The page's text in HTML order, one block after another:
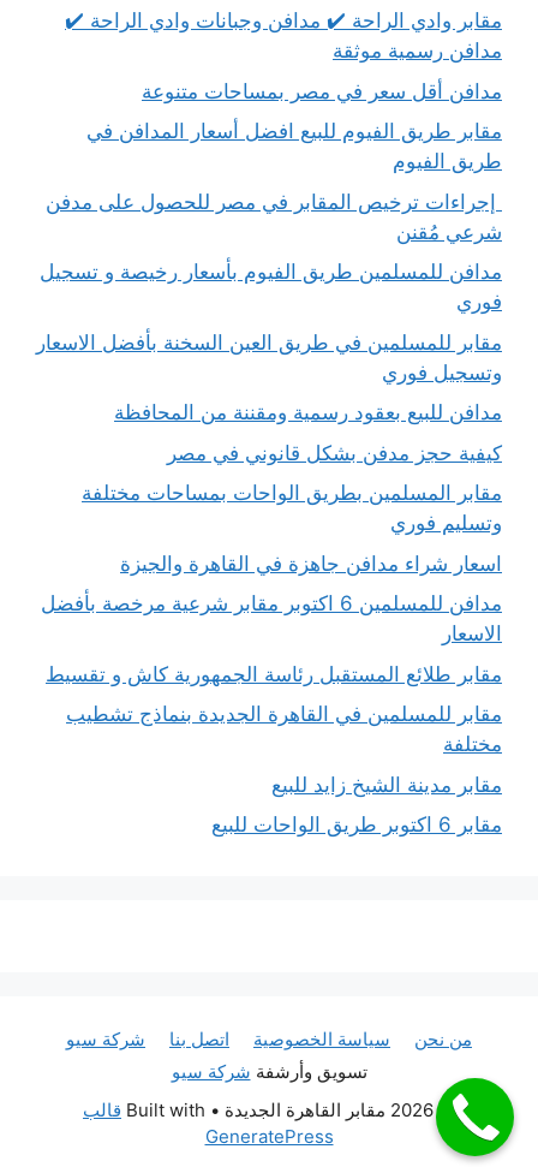
مقابر وادي الراحة ✔️ مدافن وجبانات وادي الراحة ✔️
مدافن رسمية موثقة
مدافن أقل سعر في مصر بمساحات متنوعة
مقابر طريق الفيوم للبيع افضل أسعار المدافن في
طريق الفيوم
إجراءات ترخيص المقابر في مصر للحصول على مدفن
شرعي مُقنن
مدافن للمسلمين طريق الفيوم بأسعار رخيصة و تسجيل
فوري
مقابر للمسلمين في طريق العين السخنة بأفضل الاسعار
وتسجيل فوري
مدافن للبيع بعقود رسمية ومقننة من المحافظة
كيفية حجز مدفن بشكل قانوني في مصر
مقابر المسلمين بطريق الواحات بمساحات مختلفة
وتسليم فوري
اسعار شراء مدافن جاهزة في القاهرة والجيزة
مدافن للمسلمين 6 اكتوبر مقابر شرعية مرخصة بأفضل
الاسعار
مقابر طلائع المستقبل رئاسة الجمهورية كاش و تقسيط
مقابر للمسلمين في القاهرة الجديدة بنماذج تشطيب
مختلفة
مقابر مدينة الشيخ زايد للبيع
مقابر 6 اكتوبر طريق الواحات للبيع
من نحن سياسة الخصوصية اتصل بنا
شركة سيو
تسويق وأرشفة شركة سيو
© 2026 مقابر القاهرة الجديدة
• Built with
قالب
GeneratePress